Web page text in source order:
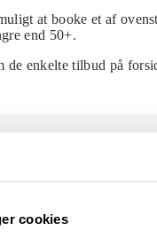
cookies
at booke et af
end 50+.
de enkelte tilbud på
har lyst til at